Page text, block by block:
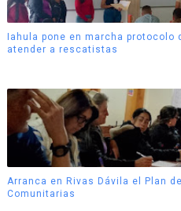
Iahula pone en marcha protocolo
atender a rescatistas
Arranca en Rivas Dávila el Plan
Comunitarias